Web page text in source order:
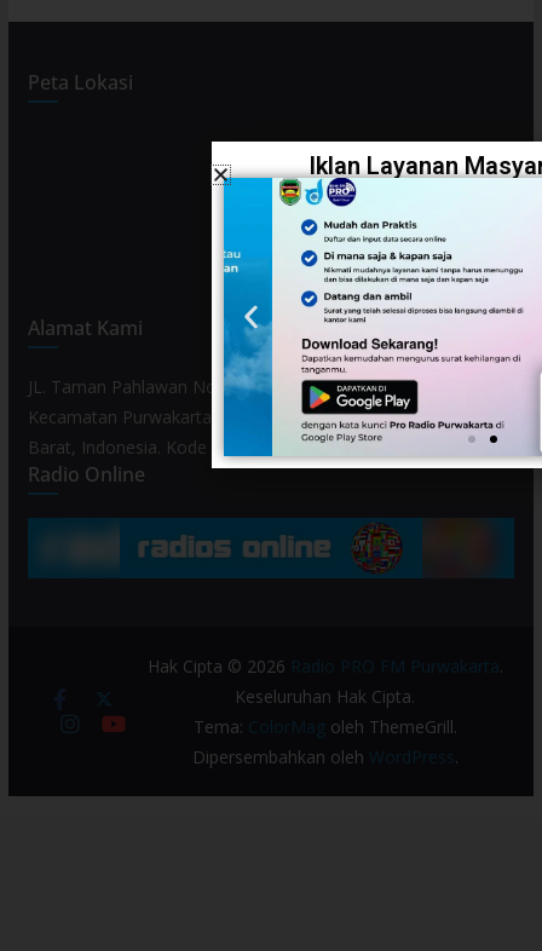
Peta Lokasi
Alamat Kami
JL. Taman Pahlawan No. 80, Kelurahan Purwamekar,
Kecamatan Purwakarta, Kabupaten Purwakarta, Provinsi Jawa
Barat, Indonesia. Kode Pos 41119.
Radio Online
Hak Cipta © 2026 Radio PRO FM Purwakarta.
Keseluruhan Hak Cipta.
Tema: ColorMagoleh ThemeGrill.
Dipersembahkan oleh WordPress.
Iklan Layanan